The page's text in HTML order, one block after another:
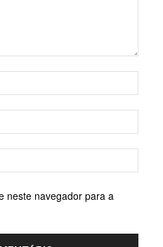
mail:*
neste navegador para a